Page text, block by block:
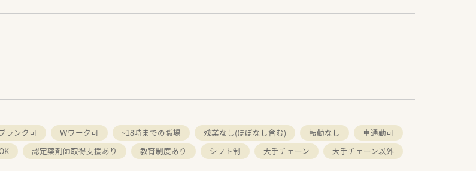
ランク可 Ｗワーク可 ~18時までの職場 残業なし(ほぼなし含む) 転勤なし
車通勤可
認定薬剤師取得支援あり 教育制度あり シフト制 大手チェーン
大手チェーン以外